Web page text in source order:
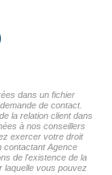
dans un fichier
de contact.
la relation client dans
à nos conseillers
exercer votre droit
contactant Agence
de l'existence de la
laquelle vous pouvez